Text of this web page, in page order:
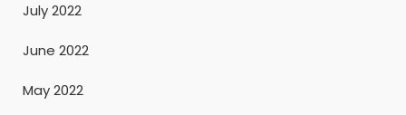
July 2022
June 2022
May 2022